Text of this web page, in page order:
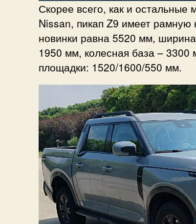
Скорее всего, как и остальные
Nissan, пикап Z9 имеет рамную
новинки равна 5520 мм,
1950 мм, колесная база – 3300
площадки: 1520/1600/550 мм.